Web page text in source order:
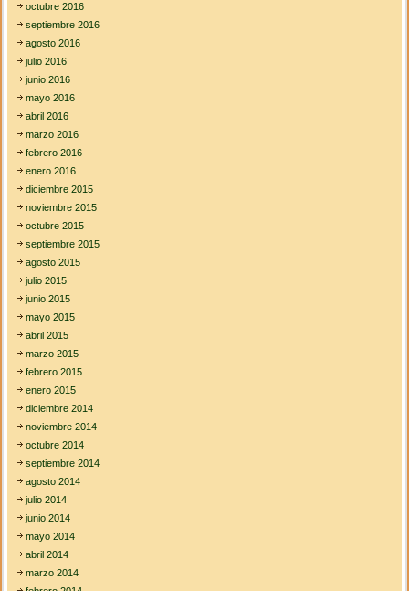
octubre 2016
septiembre 2016
agosto 2016
julio 2016
junio 2016
mayo 2016
abril 2016
marzo 2016
febrero 2016
enero 2016
diciembre 2015
noviembre 2015
octubre 2015
septiembre 2015
agosto 2015
julio 2015
junio 2015
mayo 2015
abril 2015
marzo 2015
febrero 2015
enero 2015
diciembre 2014
noviembre 2014
octubre 2014
septiembre 2014
agosto 2014
julio 2014
junio 2014
mayo 2014
abril 2014
marzo 2014